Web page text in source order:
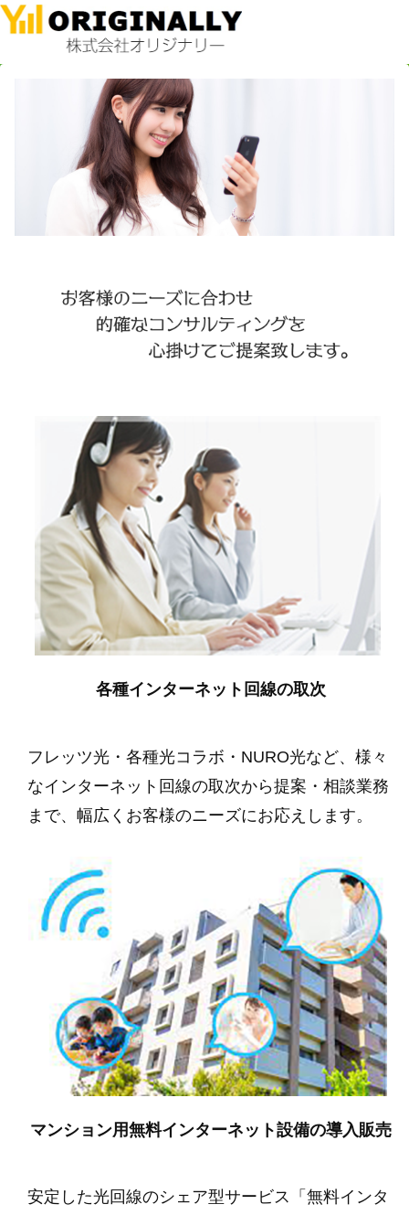
各種インターネット回線の取次
フレッツ光・各種光コラボ・NURO光など、様々
なインターネット回線の取次から提案・相談業務
まで、幅広くお客様のニーズにお応えします。
マンション用無料インターネット設備の導入販売
安定した光回線のシェア型サービス「無料インタ